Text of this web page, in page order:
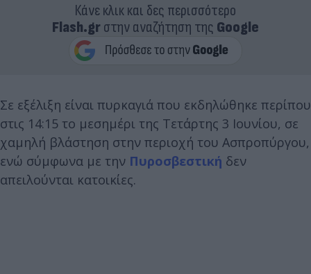
Κάνε κλικ και δες περισσότερο
Flash.grστην αναζήτηση της Google
Σε εξέλιξη είναι πυρκαγιά που εκδηλώθηκε περίπου
στις 14:15 το μεσημέρι της Τετάρτης 3 Ιουνίου, σε
χαμηλή βλάστηση στην περιοχή του Ασπροπύργου,
ενώ σύμφωνα με την Πυροσβεστική δεν
απειλούνται κατοικίες.